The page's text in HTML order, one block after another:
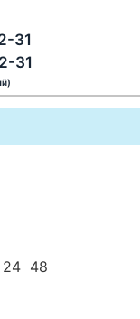
31
31
24 48